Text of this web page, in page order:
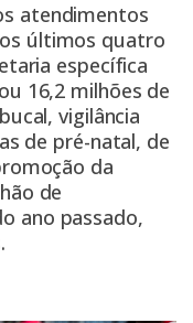
atendimentos
últimos quatro
específica
16,2 milhões de
vigilância
de pré-natal, de
da
de
ano passado,